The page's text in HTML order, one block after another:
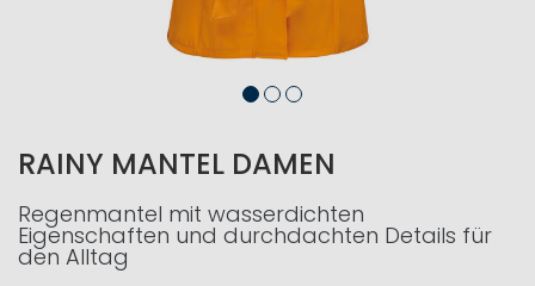
RAINY MANTEL DAMEN
Regenmantel mit wasserdichten
Eigenschaften und durchdachten Details für
den Alltag